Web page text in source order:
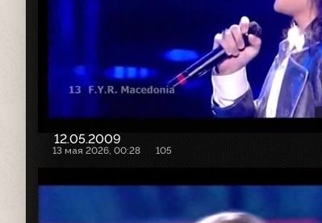
12.05.2009
13 мая 2026, 00:28 105